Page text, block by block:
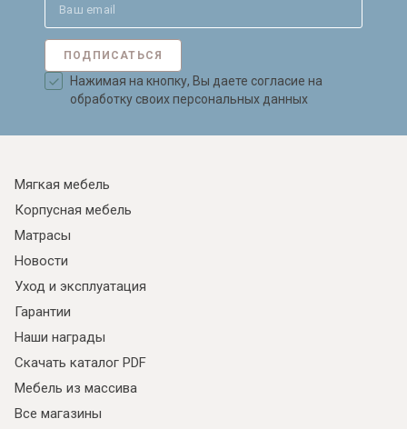
ПОДПИСАТЬСЯ
Нажимая на кнопку, Вы даете согласие на
обработку своих персональных данных
Мягкая мебель
Корпусная мебель
Матрасы
Новости
Уход и эксплуатация
Гарантии
Наши награды
Скачать каталог PDF
Мебель из массива
Все магазины